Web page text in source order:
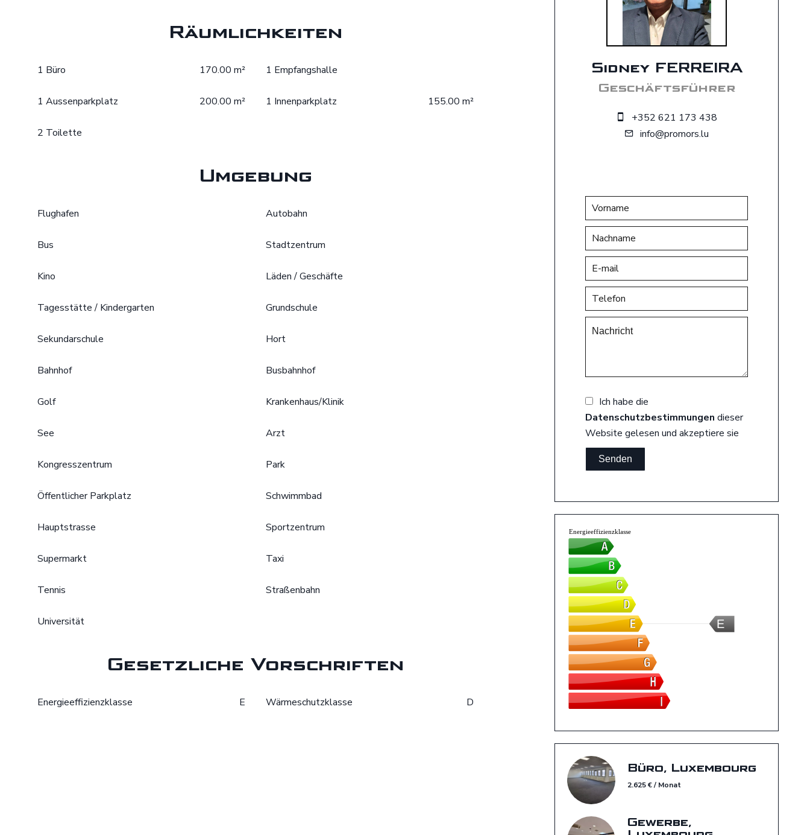
Räumlichkeiten
1 Büro 170.00 m² 1 Empfangshalle
1 Aussenparkplatz 200.00 m² 1 Innenparkplatz 155.00 m²
2 Toilette
Umgebung
Flughafen Autobahn
Bus Stadtzentrum
Kino Läden / Geschäfte
Tagesstätte / Kindergarten Grundschule
Sekundarschule Hort
Bahnhof Busbahnhof
Golf Krankenhaus/Klinik
See Arzt
Kongresszentrum Park
Öffentlicher Parkplatz Schwimmbad
Hauptstrasse Sportzentrum
Supermarkt Taxi
Tennis Straßenbahn
Universität
Gesetzliche Vorschriften
Energieeffizienzklasse E Wärmeschutzklasse D
Sidney FERREIRA
Geschäftsführer
+352 621 173 438
info@promors.lu
Ich habe die
Datenschutzbestimmungen dieser
Website gelesen und akzeptiere sie
Senden
E
Energieeffizienzklasse
Büro, Luxembourg
2.625 € / Monat
Gewerbe,